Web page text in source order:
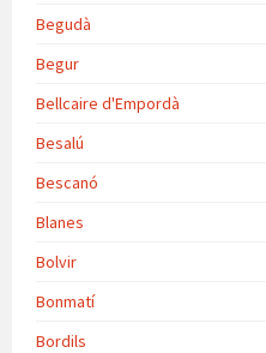
Begudà
Begur
Bellcaire d'Empordà
Besalú
Bescanó
Blanes
Bolvir
Bonmatí
Bordils